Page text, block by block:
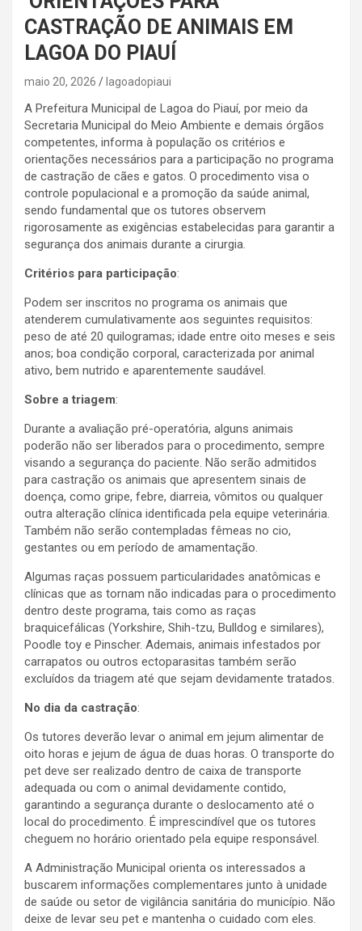
CASTRAÇÃO DE ANIMAIS EM
LAGOA DO PIAUÍ
maio 20, 2026 lagoadopiaui
A Prefeitura Municipal de Lagoa do Piauí, por meio da
Secretaria Municipal do Meio Ambiente e demais órgãos
competentes, informa à população os critérios e
orientações necessários para a participação no programa
de castração de cães e gatos. O procedimento visa o
controle populacional e a promoção da saúde animal,
sendo fundamental que os tutores observem
rigorosamente as exigências estabelecidas para garantir a
segurança dos animais durante a cirurgia.
Critérios para participação:
Podem ser inscritos no programa os animais que
atenderem cumulativamente aos seguintes requisitos:
peso de até 20 quilogramas; idade entre oito meses e seis
anos; boa condição corporal, caracterizada por animal
ativo, bem nutrido e aparentemente saudável.
Sobre a triagem:
Durante a avaliação pré-operatória, alguns animais
poderão não ser liberados para o procedimento, sempre
visando a segurança do paciente. Não serão admitidos
para castração os animais que apresentem sinais de
doença, como gripe, febre, diarreia, vômitos ou qualquer
outra alteração clínica identificada pela equipe veterinária.
Também não serão contempladas fêmeas no cio,
gestantes ou em período de amamentação.
Algumas raças possuem particularidades anatômicas e
clínicas que as tornam não indicadas para o procedimento
dentro deste programa, tais como as raças
braquicefálicas (Yorkshire, Shih-tzu, Bulldog e similares),
Poodle toy e Pinscher. Ademais, animais infestados por
carrapatos ou outros ectoparasitas também serão
excluídos da triagem até que sejam devidamente tratados.
No dia da castração:
Os tutores deverão levar o animal em jejum alimentar de
oito horas e jejum de água de duas horas. O transporte do
pet deve ser realizado dentro de caixa de transporte
adequada ou com o animal devidamente contido,
garantindo a segurança durante o deslocamento até o
local do procedimento. É imprescindível que os tutores
cheguem no horário orientado pela equipe responsável.
A Administração Municipal orienta os interessados a
buscarem informações complementares junto à unidade
de saúde ou setor de vigilância sanitária do município. Não
deixe de levar seu pet e mantenha o cuidado com eles.